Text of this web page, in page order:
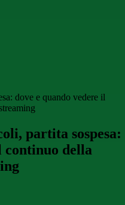
dove e quando vedere il
partita sospesa:
continuo della